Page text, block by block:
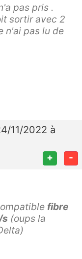
pas pris .
sortir avec 2
n'ai pas lu de
11/2022 à
+ -
fibre
s (oups la